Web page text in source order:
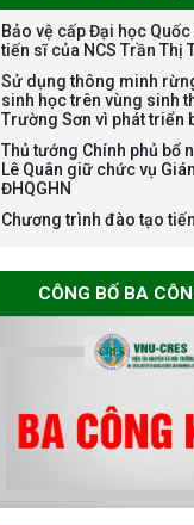
Bảo vệ
sĩ của
Mạnh
sĩ của
Thế
Thông
trình
2027
Bảo vệ cấp Đại học
tiến sĩ của NCS Trần Thị
Sử dụng thông minh
sinh học trên vùng sinh
Trường Sơn vì phát triển
ứng phó với biến đổi khí
Thủ tướng Chính phủ bổ
Lê Quân giữ chức vụ
ĐHQGHN
Chương trình đào tạo
CÔNG BỐ BA